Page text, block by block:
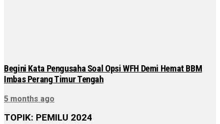
Begini Kata Pengusaha Soal Opsi WFH Demi Hemat BBM
Imbas Perang Timur Tengah
5 months ago
TOPIK: PEMILU 2024